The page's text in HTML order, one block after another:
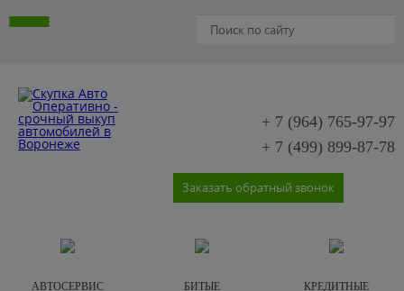
+ 7 (964) 765-97-97
+ 7 (499) 899-87-78
Заказать обратный звонок
АВТОСЕРВИС БИТЫЕ КРЕДИТНЫЕ